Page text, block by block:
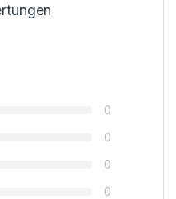
0
0
0
0